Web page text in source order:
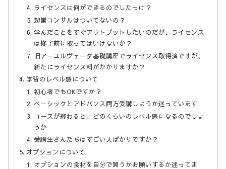
ライセンスは何ができるのでしたっけ？
起業コンサルはついてないの？
学んだことをすぐアウトプットしたいのだが、ライセンス
は修了前に取ってはいけないか？
旧アーユルヴェーダ基礎講座でライセンス取得済ですが、
新たにライセンス料がかかりますか？
学習のレベル感について
初心者でもOKですか？
ベーシックとアドバンス両方受講しようか迷っています
コースが終わると、どのくらいのレベル感になるのでしょ
うか
受講生さんたちはすごい人ばかりですか？
オプションについて
オプションの食材を自分で買うかお願いするか迷ってま